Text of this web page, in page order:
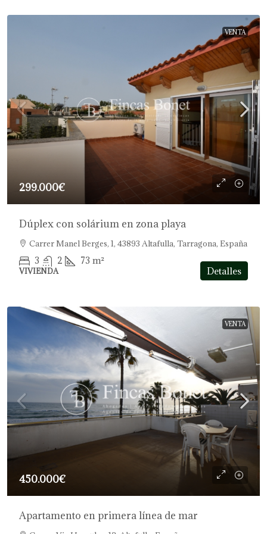
VENTA
299.000€
Dúplex con solárium en zona playa
Carrer Manel Berges, 1, 43893 Altafulla, Tarragona, España
3 2 73 m²
VIVIENDA Detalles
VENTA
450.000€
Apartamento en primera línea de mar